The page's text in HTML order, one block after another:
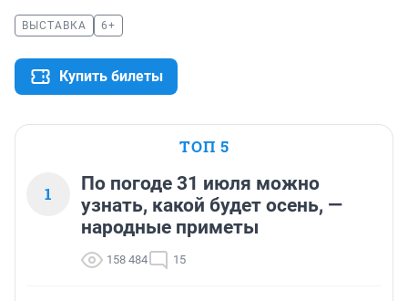
ВЫСТАВКА 6+
Купить билеты
ТОП 5
1
По погоде 31 июля можно
узнать, какой будет осень, —
народные приметы
158 484 15